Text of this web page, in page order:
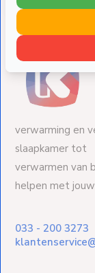
verwarming en
slaapkamer tot
verwarmen van
helpen met
033 - 200 3273